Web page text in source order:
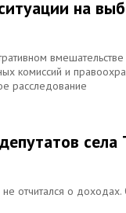
на
комиссий и
расследование
села
отчитался о доходах.